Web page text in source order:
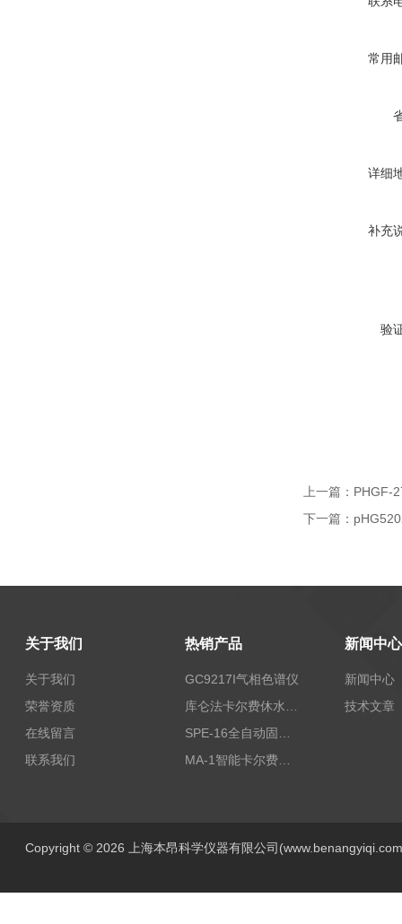
常用
详细
补充
验
上一篇： PHGF-
下一篇：
关于我们
关于我们
荣誉资质
在线留言
联系我们
热销产品
GC9217I气相色谱仪
库仑法卡尔费休水分测定仪-上海本昂科学仪器有限公司
SPE-16全自动固相萃取仪
MA-1智能卡尔费休水分测定仪
新闻中心
新闻中心
技术文章
Copyright © 2026 上海本昂科学仪器有限公司